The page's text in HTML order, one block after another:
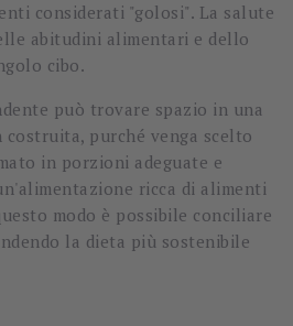
considerati "golosi". La salute
abitudini alimentari e dello
cibo.
può trovare spazio in una
costruita, purché venga scelto
in porzioni adeguate e
ricca di alimenti
modo è possibile conciliare
la dieta più sostenibile